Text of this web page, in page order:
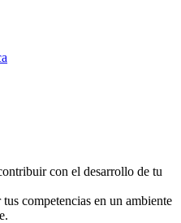
con el desarrollo de tu
competencias en un ambiente